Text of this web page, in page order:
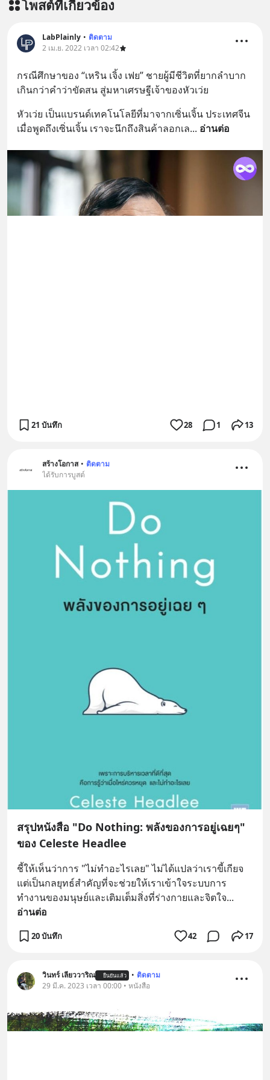
========================= 📣
=========================
เครียด หลับยาก ผมอยากแนะนำ
ผลิตภัณฑ์เสริมอาหาร Diip CBD ช่วย
บรรเทาความเครียด ลดความวิตกกังวล
เพิ่มการผ่อนคลาย ซึ่งช่วยให้การนอน
หลับมีประสิทธิภาพมากยิ่งขึ้น 📍 สนใจ
สั่งซื้อสินค้า Diip CBD 💬 LINE :
https://lin.ee/U91Fzyz
โพสต์ที่เกี่ยวข้อง
LabPlainly • ติดตาม
2 เม.ย. 2022 เวลา 02:42
กรณีศึกษาของ “เหริน เจิ้ง เฟย” ชายผู้มีชีวิตที่ยากลำบาก
เกินกว่าคำว่าขัดสน สู่มหาเศรษฐีเจ้าของหัวเว่ย
หัวเว่ย เป็นแบรนด์เทคโนโลยีที่มาจากเซิ่นเจิ้น ประเทศจีน
เมื่อพูดถึงเซิ่นเจิ้น เราจะนึกถึงสินค้าลอกเล... อ่านต่อ
21 บันทึก 28 1 13
สร้างโอกาส • ติดตาม
ได้รับการบูสต์
สรุปหนังสือ "Do Nothing: พลังของการอยู่เฉยๆ"
ของ Celeste Headlee
ชี้ให้เห็นว่าการ "ไม่ทำอะไรเลย" ไม่ได้แปลว่าเราขี้เกียจ
แต่เป็นกลยุทธ์สำคัญที่จะช่วยให้เราเข้าใจระบบการ
ทำงานของมนุษย์และเติมเต็มสิ่งที่ร่างกายและจิตใจ
อ่านต่อ
20 บันทึก 42 17
วินทร์ เลียววาริณ ยืนยันแล้ว • ติดตาม
29 มี.ค. 2023 เวลา 00:00 • หนังสือ